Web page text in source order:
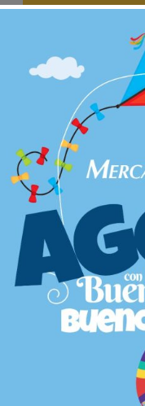
Gran oferta diaria
descuentos especiales en
productos seleccionados